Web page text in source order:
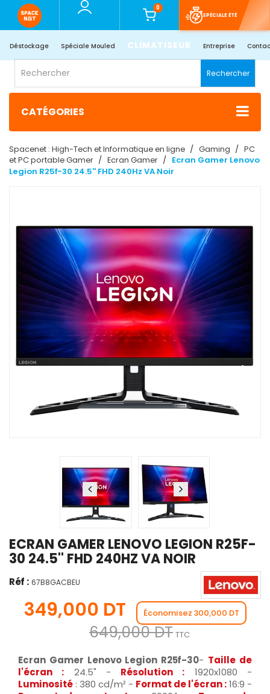
0
SPÉCIALE ÉTÉ
Déstockage Spéciale Mouled CLIMATISEUR Entreprise
Rechercher
CATÉGORIES
Spacenet : High-Tech et Informatique en ligne Gaming
PC
et PC portable Gamer
Ecran Gamer
Ecran Gamer Lenovo
Legion R25f-30 24.5'' FHD 240Hz VA Noir
ECRAN GAMER LENOVO LEGION R25F-
30 24.5'' FHD 240HZ VA NOIR
Réf : 67B8GACBEU
349,000 DT Économisez 300,000 DT
649,000 DT TTC
Ecran Gamer Lenovo Legion R25f-30- Taille de
l'écran : 24.5" - Résolution : 1920x1080 -
Luminosité : 380 cd/m² - Format de l'écran:16:9 -